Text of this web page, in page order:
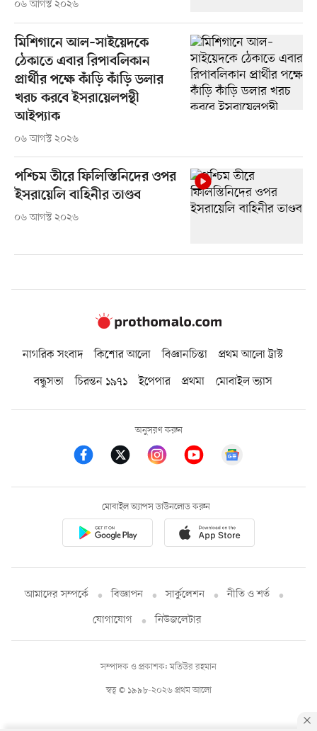
০৬ আগস্ট ২০২৬
মিশিগানে আল–সাইয়েদকে
ঠেকাতে এবার রিপাবলিকান
প্রার্থীর পক্ষে কাঁড়ি কাঁড়ি ডলার
খরচ করবে ইসরায়েলপন্থী
আইপ্যাক
০৬ আগস্ট ২০২৬
পশ্চিম তীরে ফিলিস্তিনিদের ওপর
ইসরায়েলি বাহিনীর তাণ্ডব
০৬ আগস্ট ২০২৬
নাগরিক সংবাদ কিশোর আলো বিজ্ঞানচিন্তা
প্রথম আলো ট্রাস্ট
বন্ধুসভা
চিরন্তন ১৯৭১ ইপেপার প্রথমা মোবাইল ভ্যাস
অনুসরণ করুন
মোবাইল অ্যাপস ডাউনলোড করুন
আমাদের সম্পর্কে বিজ্ঞাপন সার্কুলেশন
নীতি ও শর্ত
যোগাযোগ
নিউজলেটার
স্বত্ব © ১৯৯৮-২০২৬ প্রথম আলো
সম্পাদক ও প্রকাশক: মতিউর রহমান